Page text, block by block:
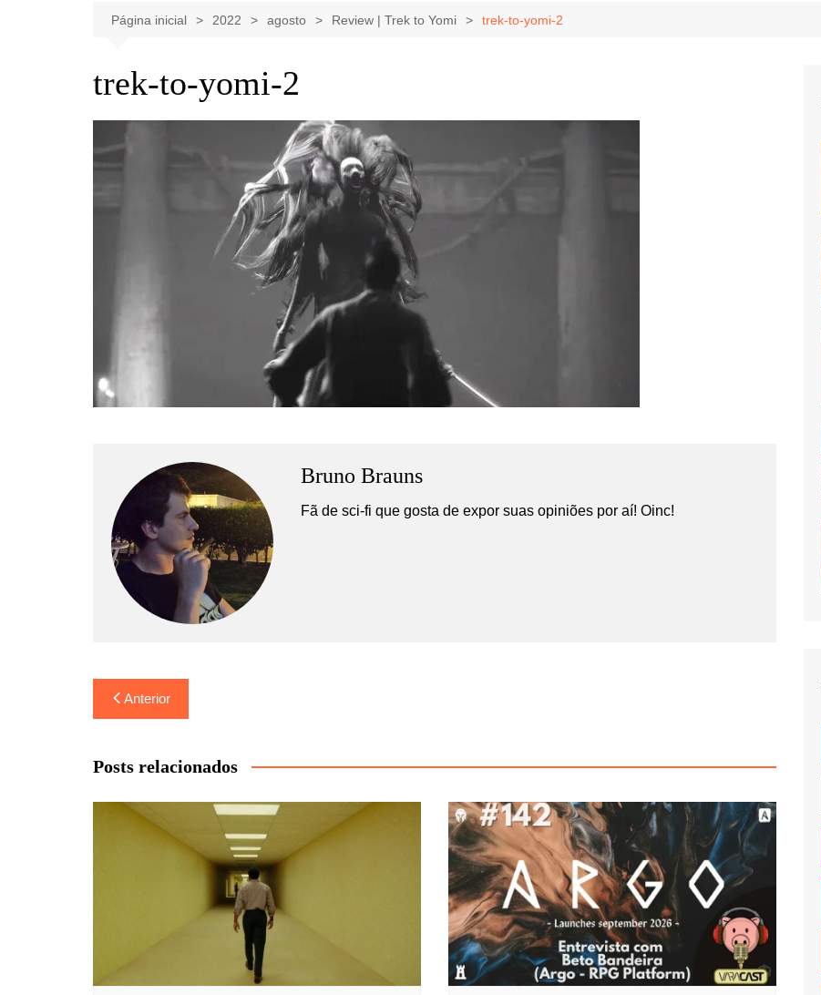
Celebridades
Música
Clássicos
Livros
Game ReviewRadiola Torresmo
Página inicial 2022 agosto Review | Trek to Yomi trek-to-yomi-2
trek-to-yomi-2
Bruno Brauns
Fã de sci-fi que gosta de expor suas opiniões por aí! Oinc!
Navegação
de
Post
Anterior
Posts relacionados